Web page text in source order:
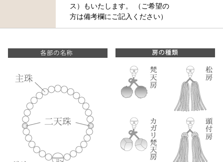
ス）もいたします。 （ご希望の
方は備考欄にご記入ください）